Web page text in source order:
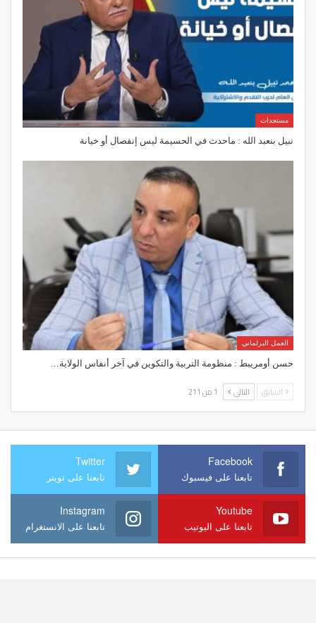
مستجدات
نبيل بنعبد الله : ماحدث في الحسيمة ليس إنفصال أو خيانة
العمل البرلماني
حسن أومريبط : منظومة التربية والتكوين في آخر أنفاس الولاية…
السابق التالي 1 من 211
Facebook
تابعنا على فيسبوك
Twitter
تابعنا على تويتر
Youtube
تابعنا على اليوتيب
Instagram
تابعنا على الانستغرام